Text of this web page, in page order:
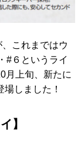
これまではウ
#６というライ
月上旬、新たに
しました！
】